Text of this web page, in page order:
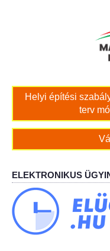
Bölcskei
Bölcskei
Amatőr
Múló Évek
Bölcskei
Bölcskei
Helyi építési
terv
ELEKTRONIKUS